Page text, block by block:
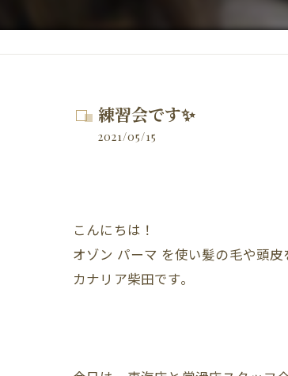
練習会です✨
2021/05/15
こんにちは！
オゾン パーマ を使い髪の毛や頭
カナリア柴田です。